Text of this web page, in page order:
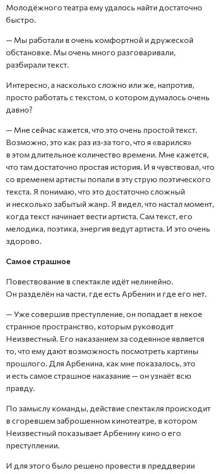
Молодёжного театра ему удалось найти достаточно
быстро.
— Мы работали в очень комфортной и дружеской
обстановке. Мы очень много разговаривали,
разбирали текст.
Интересно, а насколько сложно или же, напротив,
просто работать с текстом, о котором думалось очень
давно?
— Мне сейчас кажется, что это очень простой текст.
Возможно, это как раз из‑за того, что я «варился»
в этом длительное количество времени. Мне кажется,
что там достаточно простая история. И я чувствовал, что
со временем артисты попали в эту струю поэтического
текста. Я понимаю, что это достаточно сложный
и несколько забытый жанр. Я видел, что настал момент,
когда текст начинает вести артиста. Сам текст, его
мелодика, поэтика, энергия ведут артиста. И это очень
здорово.
Самое страшное
Повествование в спектакле идёт нелинейно.
Он разделён на части, где есть Арбенин и где его нет.
— Уже совершив преступление, он попадает в некое
странное пространство, которым руководит
Неизвестный. Его наказанием за содеянное является
то, что ему дают возможность посмотреть картины
прошлого. Для Арбенина, как мне показалось, это
и есть самое страшное наказание — он узнаёт всю
правду.
По замыслу команды, действие спектакля происходит
в сгоревшем заброшенном кинотеатре, в котором
Неизвестный показывает Арбенину кино о его
преступлении.
И для этого было решено провести в преддверии